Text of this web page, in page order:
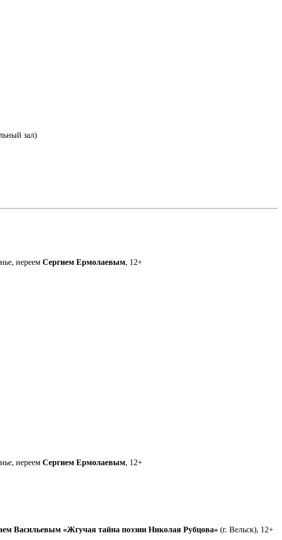
зал)
иереем Сергием Ермолаевым, 12+
иереем Сергием Ермолаевым, 12+
Васильевым «Жгучая тайна поэзии Николая Рубцова» (г. Вельск), 12+